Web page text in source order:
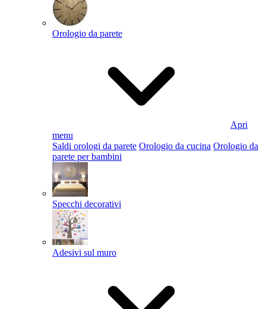
Orologio da parete
Apri
menu
Saldi orologi da parete Orologio da cucina Orologio da
parete per bambini
Specchi decorativi
Adesivi sul muro